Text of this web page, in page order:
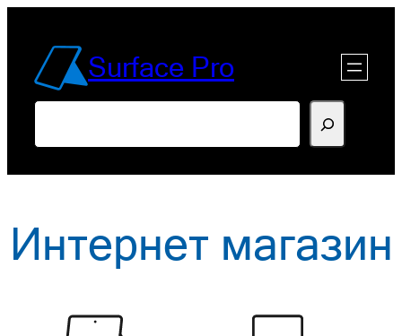
содержимомуSurface Pro
Интернет магазин